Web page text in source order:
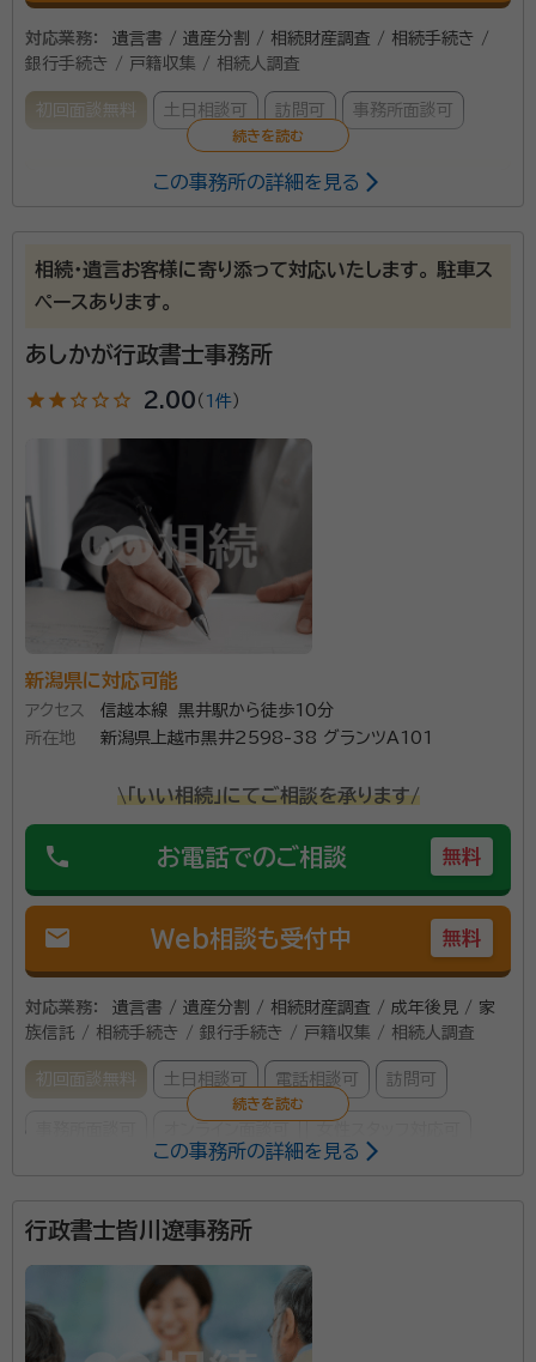
対応業務：
遺言書 / 遺産分割 / 相続財産調査 / 相続手続き /
銀行手続き / 戸籍収集 / 相続人調査
初回面談無料 土日相談可 訪問可 事務所面談可
遺言書の作成補助、遺産分割協議書の作成など相続に
資格等：行政書士, マンション管理士
所属団体：新潟県行政書士会
この事務所の詳細を見る
相続・遺言お客様に寄り添って対応いたします。 駐車ス
ペースあります。
あしかが行政書士事務所
star star star_outline star_outline star_outline 2.00 （ 1件 ）
新潟県に対応可能
アクセス
信越本線 黒井駅から徒歩10分
所在地
新潟県上越市黒井2598-38 グランツA101
\「いい相続」にてご相談を承ります/
phone お電話でのご相談 無料
mail Web相談も受付中 無料
対応業務：
遺言書 / 遺産分割 / 相続財産調査 / 成年後見 / 家
族信託 / 相続手続き / 銀行手続き / 戸籍収集 / 相続人調査
初回面談無料 土日相談可 電話相談可 訪問可
足利 昌子（あしかが まさこ）
事務所口コミ（抜粋）：
account_circle 満足度 2.0 ご利用時期：2022/10
この事務所の詳細を見る
行政書士皆川遼事務所